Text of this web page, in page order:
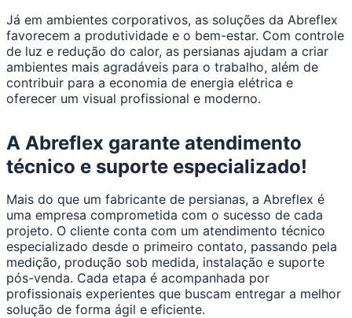
Já em ambientes corporativos, as soluções da Abreflex
favorecem a produtividade e o bem-estar. Com controle
de luz e redução do calor, as persianas ajudam a criar
ambientes mais agradáveis para o trabalho, além de
contribuir para a economia de energia elétrica e
oferecer um visual profissional e moderno.
A Abreflex garante atendimento
técnico e suporte especializado!
Mais do que um fabricante de persianas, a Abreflex é
uma empresa comprometida com o sucesso de cada
projeto. O cliente conta com um atendimento técnico
especializado desde o primeiro contato, passando pela
medição, produção sob medida, instalação e suporte
pós-venda. Cada etapa é acompanhada por
profissionais experientes que buscam entregar a melhor
solução de forma ágil e eficiente.